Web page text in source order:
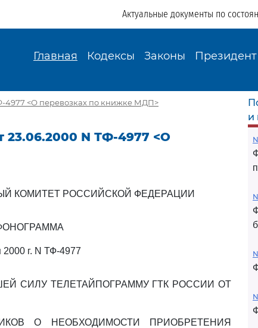
Актуальные документы по
Главная Кодексы Законы Президент
4977 <О перевозках по книжке МДП>
23.06.2000 N ТФ-4977 <О
КОМИТЕТ РОССИЙСКОЙ ФЕДЕРАЦИИ
г. N ТФ-4977
СИЛУ ТЕЛЕТАЙПОГРАММУ ГТК РОССИИ ОТ
О НЕОБХОДИМОСТИ ПРИОБРЕТЕНИЯ
и